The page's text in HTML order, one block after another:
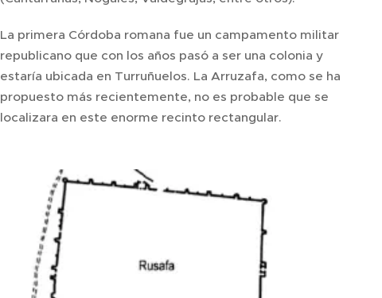
La primera Córdoba romana fue un campamento militar
republicano que con los años pasó a ser una colonia y
estaría ubicada en Turruñuelos. La Arruzafa, como se ha
propuesto más recientemente, no es probable que se
localizara en este enorme recinto rectangular.